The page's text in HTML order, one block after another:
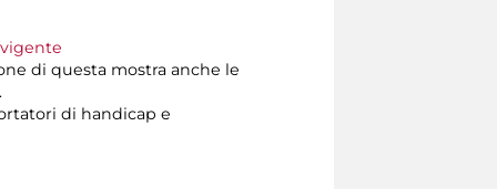
di questa mostra anche le
di handicap e